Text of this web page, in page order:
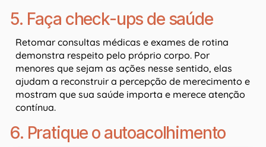
5. Faça check-ups de saúde
Retomar consultas médicas e exames de rotina
demonstra respeito pelo próprio corpo. Por
menores que sejam as ações nesse sentido, elas
ajudam a reconstruir a percepção de merecimento e
mostram que sua saúde importa e merece atenção
contínua.
6. Pratique o autoacolhimento